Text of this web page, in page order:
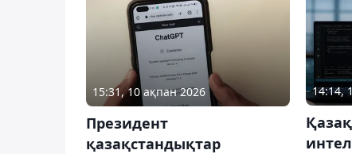
15:31, 10 ақпан 2026
Президент
қазақстандықтар
14:14,